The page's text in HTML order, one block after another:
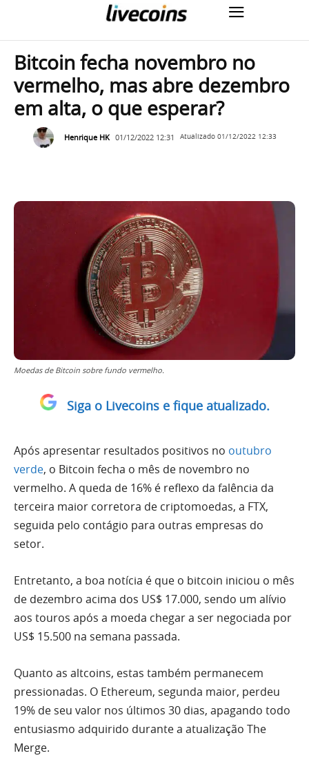
Bitcoin fecha novembro no
vermelho, mas abre dezembro
em alta, o que esperar?
Henrique HK 01/12/2022 12:31 Atualizado 01/12/2022 12:33
Moedas de Bitcoin sobre fundo vermelho.
Siga o Livecoins e fique atualizado.
Após apresentar resultados positivos no outubro
verde, o Bitcoin fecha o mês de novembro no
vermelho. A queda de 16% é reflexo da falência da
terceira maior corretora de criptomoedas, a FTX,
seguida pelo contágio para outras empresas do
setor.
Entretanto, a boa notícia é que o bitcoin iniciou o mês
de dezembro acima dos US$ 17.000, sendo um alívio
aos touros após a moeda chegar a ser negociada por
US$ 15.500 na semana passada.
Quanto as altcoins, estas também permanecem
pressionadas. O Ethereum, segunda maior, perdeu
19% de seu valor nos últimos 30 dias, apagando todo
entusiasmo adquirido durante a atualização The
Merge.